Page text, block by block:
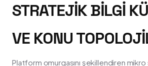
STRATEJIK BILGI
VE KONU
Platform omurgasını şekillendiren